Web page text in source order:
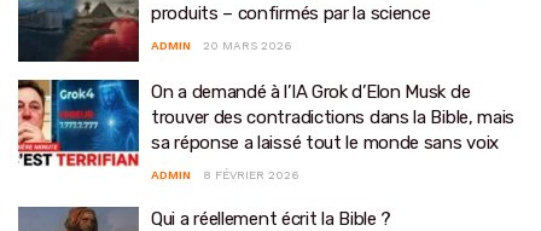
produits – confirmés par la science
ADMIN 20 MARS 2026
On a demandé à l’IA Grok d’Elon Musk de
trouver des contradictions dans la Bible, mais
sa réponse a laissé tout le monde sans voix
ADMIN 8 FÉVRIER 2026
Qui a réellement écrit la Bible ?